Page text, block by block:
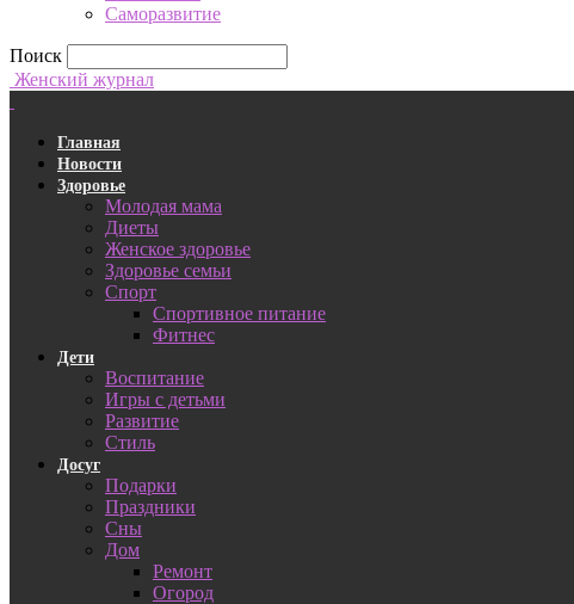
Саморазвитие
Поиск
Женский журнал
Главная
Новости
Здоровье
Молодая мама
Диеты
Женское здоровье
Здоровье семьи
Спорт
Спортивное питание
Фитнес
Дети
Воспитание
Игры с детьми
Развитие
Стиль
Досуг
Подарки
Праздники
Сны
Дом
Ремонт
Огород